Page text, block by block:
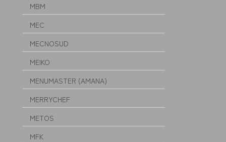
MBM
MEC
MECNOSUD
MEIKO
MENUMASTER (AMANA)
MERRYCHEF
METOS
MFK